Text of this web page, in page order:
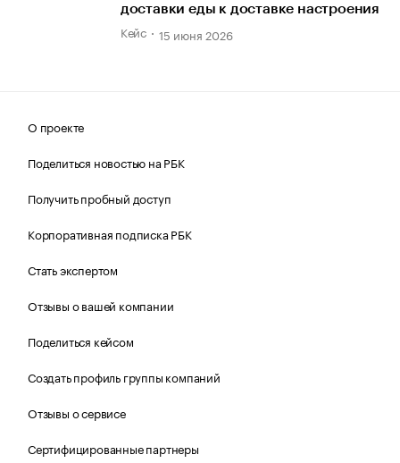
доставки еды к доставке настроения
Кейс 15 июня 2026
О проекте
Поделиться новостью на РБК
Получить пробный доступ
Корпоративная подписка РБК
Стать экспертом
Отзывы о вашей компании
Поделиться кейсом
Создать профиль группы компаний
Отзывы о сервисе
Сертифицированные партнеры